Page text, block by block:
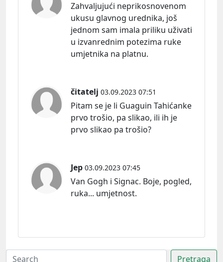
Zahvaljujući neprikosnovenom
ukusu glavnog urednika, još
jednom sam imala priliku uživati
u izvanrednim potezima ruke
umjetnika na platnu.
čitatelj 03.09.2023 07:51
Pitam se je li Guaguin Tahićanke
prvo trošio, pa slikao, ili ih je
prvo slikao pa trošio?
Jep 03.09.2023 07:45
Van Gogh i Signac. Boje, pogled,
ruka... umjetnost.